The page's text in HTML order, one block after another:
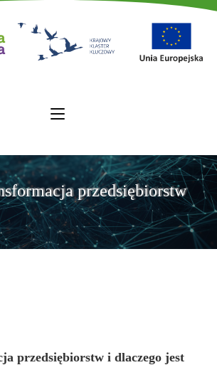
przedsiębiorstw
przedsiębiorstw i dlaczego jest